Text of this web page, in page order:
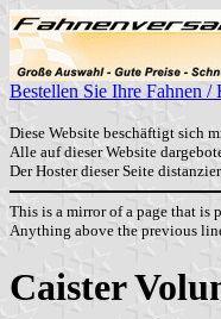
Bestellen Sie Ihre Fahnen /
Diese Website beschäftigt sich
Alle auf dieser Website
Der Hoster dieser Seite
This is a mirror of a page that is
Anything above the previous
Caister